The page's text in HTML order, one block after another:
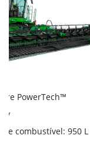
PowerTech™
combustível: 950 L